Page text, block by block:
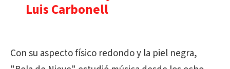
Luis Carbonell
Con su aspecto físico redondo y la piel negra,